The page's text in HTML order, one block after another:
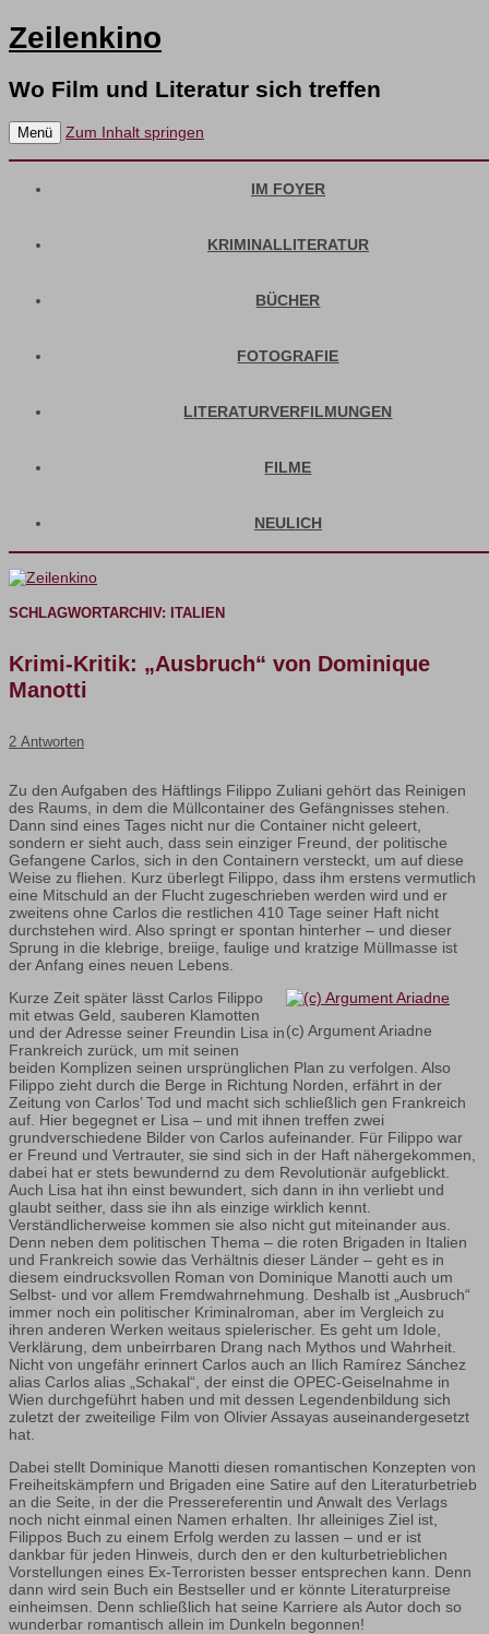
Zeilenkino
Wo Film und Literatur sich treffen
Menü Zum Inhalt springen
IM FOYER
KRIMINALLITERATUR
BÜCHER
FOTOGRAFIE
LITERATURVERFILMUNGEN
FILME
NEULICH
SCHLAGWORTARCHIV: ITALIEN
Krimi-Kritik: „Ausbruch“ von Dominique
Manotti
2 Antworten
Zu den Aufgaben des Häftlings Filippo Zuliani gehört das Reinigen
des Raums, in dem die Müllcontainer des Gefängnisses stehen.
Dann sind eines Tages nicht nur die Container nicht geleert,
sondern er sieht auch, dass sein einziger Freund, der politische
Gefangene Carlos, sich in den Containern versteckt, um auf diese
Weise zu fliehen. Kurz überlegt Filippo, dass ihm erstens vermutlich
eine Mitschuld an der Flucht zugeschrieben werden wird und er
zweitens ohne Carlos die restlichen 410 Tage seiner Haft nicht
durchstehen wird. Also springt er spontan hinterher – und dieser
Sprung in die klebrige, breiige, faulige und kratzige Müllmasse ist
der Anfang eines neuen Lebens.
(c) Argument Ariadne
Kurze Zeit später lässt Carlos Filippo
mit etwas Geld, sauberen Klamotten
und der Adresse seiner Freundin Lisa in
Frankreich zurück, um mit seinen
beiden Komplizen seinen ursprünglichen Plan zu verfolgen. Also
Filippo zieht durch die Berge in Richtung Norden, erfährt in der
Zeitung von Carlos’ Tod und macht sich schließlich gen Frankreich
auf. Hier begegnet er Lisa – und mit ihnen treffen zwei
grundverschiedene Bilder von Carlos aufeinander. Für Filippo war
er Freund und Vertrauter, sie sind sich in der Haft nähergekommen,
dabei hat er stets bewundernd zu dem Revolutionär aufgeblickt.
Auch Lisa hat ihn einst bewundert, sich dann in ihn verliebt und
glaubt seither, dass sie ihn als einzige wirklich kennt.
Verständlicherweise kommen sie also nicht gut miteinander aus.
Denn neben dem politischen Thema – die roten Brigaden in Italien
und Frankreich sowie das Verhältnis dieser Länder – geht es in
diesem eindrucksvollen Roman von Dominique Manotti auch um
Selbst- und vor allem Fremdwahrnehmung. Deshalb ist „Ausbruch“
immer noch ein politischer Kriminalroman, aber im Vergleich zu
ihren anderen Werken weitaus spielerischer. Es geht um Idole,
Verklärung, dem unbeirrbaren Drang nach Mythos und Wahrheit.
Nicht von ungefähr erinnert Carlos auch an Ilich Ramírez Sánchez
alias Carlos alias „Schakal“, der einst die OPEC-Geiselnahme in
Wien durchgeführt haben und mit dessen Legendenbildung sich
zuletzt der zweiteilige Film von Olivier Assayas auseinandergesetzt
hat.
Dabei stellt Dominique Manotti diesen romantischen Konzepten von
Freiheitskämpfern und Brigaden eine Satire auf den Literaturbetrieb
an die Seite, in der die Pressereferentin und Anwalt des Verlags
noch nicht einmal einen Namen erhalten. Ihr alleiniges Ziel ist,
Filippos Buch zu einem Erfolg werden zu lassen – und er ist
dankbar für jeden Hinweis, durch den er den kulturbetrieblichen
Vorstellungen eines Ex-Terroristen besser entsprechen kann. Denn
dann wird sein Buch ein Bestseller und er könnte Literaturpreise
einheimsen. Denn schließlich hat seine Karriere als Autor doch so
wunderbar romantisch allein im Dunkeln begonnen!